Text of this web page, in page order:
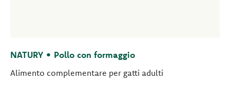
NATURY • Pollo con formaggio
Alimento complementare per gatti adulti